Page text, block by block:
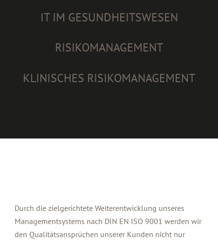
IT IM GESUNDHEITSWESEN
RISIKOMANAGEMENT
KLINISCHES RISIKOMANAGEMENT
Durch die zielgerichtete Weiterentwicklung unseres
Managementsystems nach DIN EN ISO 9001 werden wir
den Qualitätsansprüchen unserer Kunden nicht nur